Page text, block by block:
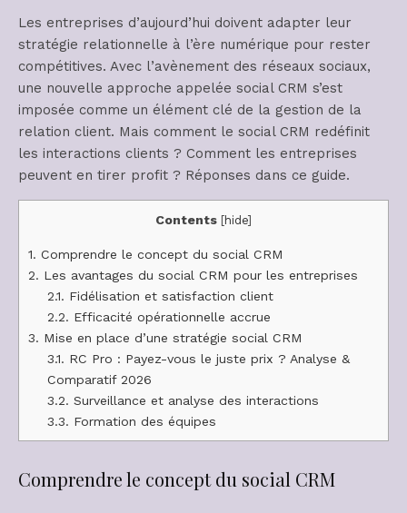
Les entreprises d’aujourd’hui doivent adapter leur
stratégie relationnelle à l’ère numérique pour rester
compétitives. Avec l’avènement des réseaux sociaux,
une nouvelle approche appelée social CRM s’est
imposée comme un élément clé de la gestion de la
relation client. Mais comment le social CRM redéfinit
les interactions clients ? Comment les entreprises
peuvent en tirer profit ? Réponses dans ce guide.
Contents [hide]
1. Comprendre le concept du social CRM
2. Les avantages du social CRM pour les entreprises
2.1. Fidélisation et satisfaction client
2.2. Efficacité opérationnelle accrue
3. Mise en place d’une stratégie social CRM
3.1. RC Pro : Payez-vous le juste prix ? Analyse &
Comparatif 2026
3.2. Surveillance et analyse des interactions
3.3. Formation des équipes
Comprendre le concept du social CRM